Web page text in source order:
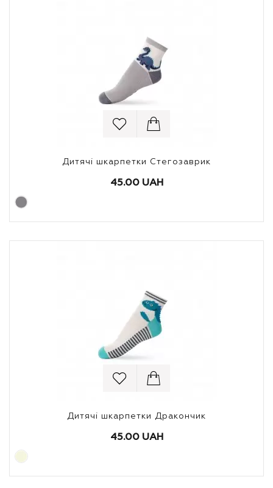
Дитячі шкарпетки Стегозаврик
45.00 UAH
Дитячі шкарпетки Дракончик
45.00 UAH